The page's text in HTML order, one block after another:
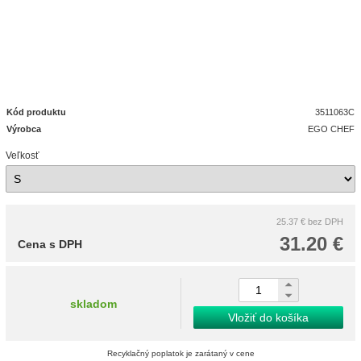
Kód produktu
3511063C
Výrobca
EGO CHEF
Veľkosť
25.37 € bez DPH
31.20 €
Cena s DPH
skladom
Vložiť do košíka
Recyklačný poplatok je zarátaný v cene